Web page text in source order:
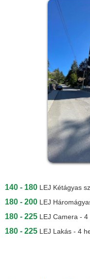
140 - 180 LEJ Kétágyas
180 - 200 LEJ
180 - 225 LEJ Camera - 4
180 - 225 LEJ Lakás - 4